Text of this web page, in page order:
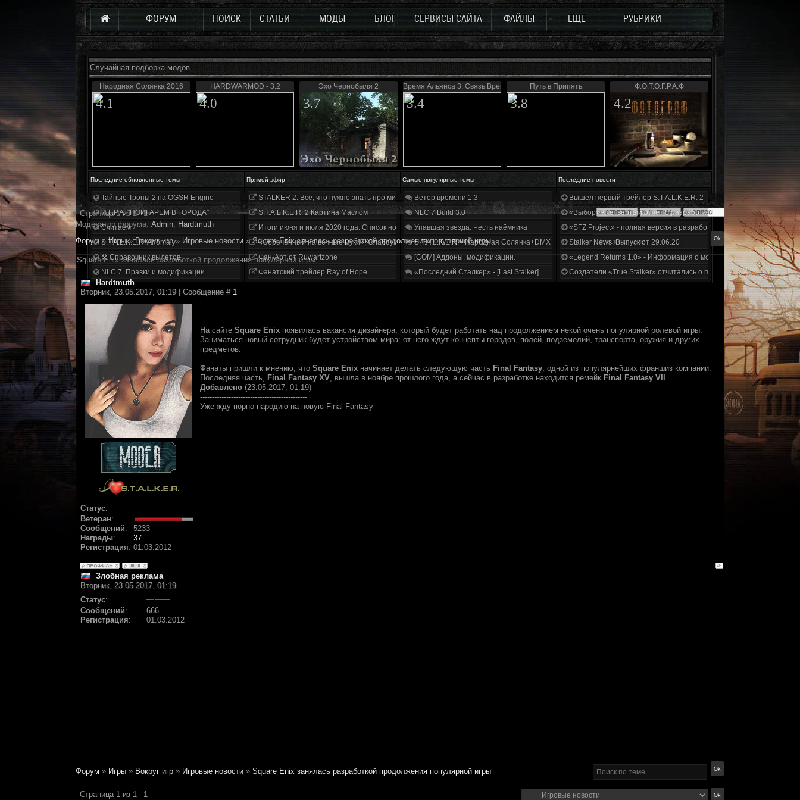
ФОРУМ ПОИСК СТАТЬИ МОДЫ БЛОГ СЕРВИСЫ САЙТА ФАЙЛЫ ЕЩЕ РУБРИКИ
Случайная подборка модов
Народная Солянка 2016
4.1
HARDWARMOD - 3.2
4.0
Эхо Чернобыля 2
3.7
Время Альянса 3. Связь Времен
3.4
Путь в Припять
3.8
Ф.О.Т.О.Г.Р.А.Ф
4.2
Последние обновленные темы Прямой эфир Самые популярные темы Последние новости
Тайные Тропы 2 на OGSR Engine
И.Г.Р.А. "ПОИГАРЕМ В ГОРОДА"
Считаем
S.T.A.L.K.E.R. Anomaly
⚒ Справочник вылетов
NLC 7. Правки и модификации
STALKER 2. Все, что нужно знать про мир, геймплей и сюжет | Разбор трейлера
S.T.A.L.K.E.R. 2 Картина Маслом
Итоги июня и июля 2020 года. Список нововведений
«Обречённый на вечные муки». Слабоумие и отвага
Фан-Арт от Ruwartzone
Фанатский трейлер Ray of Hope
Ветер времени 1.3
NLC 7 Build 3.0
Упавшая звезда. Честь наёмника
S.T.A.L.K.E.R. - Народная Солянка+DMX 1.3.5.ООП.МА.К.
[COM] Аддоны, модификации.
«Последний Сталкер» - [Last Stalker]
Вышел первый трейлер S.T.A.L.K.E.R. 2
«Выбор» - четвертый отчет о разработке!
«SFZ Project» - полная версия в разработке!
Stalker News. Выпуск от 29.06.20
«Legend Returns 1.0» - Информация о моде за июнь 2020
Создатели «True Stalker» отчитались о проделанной работе
Страница1из1
1
Модератор форума: Аdmin, Hardtmuth
Форум » Игры » Вокруг игр » Игровые новости » Square Enix занялась разработкой продолжения популярной игры
Square Enix занялась разработкой продолжения популярной игры
Hardtmuth
Вторник, 23.05.2017, 01:19 | Сообщение # 1
Статус:
Ветеран:
Сообщений:
5233
Награды:
37
Регистрация: 01.03.2012
На сайте Square Enix появилась вакансия дизайнера, который будет работать над продолжением некой очень популярной ролевой игры.
Заниматься новый сотрудник будет устройством мира: от него ждут концепты городов, полей, подземелий, транспорта, оружия и других
предметов.
Фанаты пришли к мнению, что Square Enix начинает делать следующую часть Final Fantasy, одной из популярнейших франшиз компании.
Последняя часть, Final Fantasy XV, вышла в ноябре прошлого года, а сейчас в разработке находится ремейк Final Fantasy VII .
Добавлено (23.05.2017, 01:19)
---------------------------------------------
Уже жду порно-пародию на новую Final Fantasy
Злобная реклама
Вторник, 23.05.2017, 01:19
Статус:
Сообщений:
666
Регистрация: 01.03.2012
Форум » Игры » Вокруг игр » Игровые новости » Square Enix занялась разработкой продолжения популярной игры
Страница 1 из 1 1